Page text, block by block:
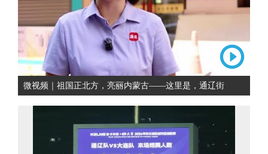
微视频｜祖国正北方，亮丽内蒙古——这里是，通辽街